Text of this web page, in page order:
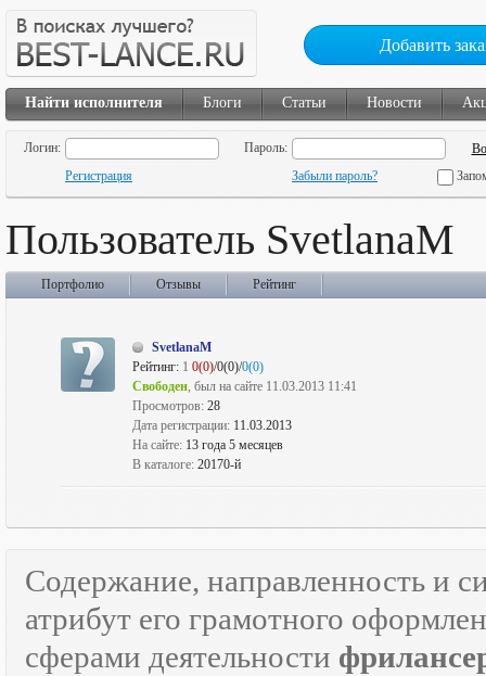
Добавить
Найти исполнителя Блоги Статьи Новости
Логин:
Пароль:
Регистрация
Забыли пароль?
Пользователь SvetlanaM
Портфолио Отзывы Рейтинг
SvetlanaM
Рейтинг: 1 0(0)/0(0)/0(0)
Свободен, был на сайте 11.03.2013 11:41
Просмотров: 28
Дата регистрации: 11.03.2013
На сайте: 13 года 5 месяцев
В каталоге: 20170-й
Содержание, направленность и
атрибут его грамотного
сферами деятельности